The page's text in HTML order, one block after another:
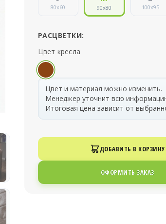
80x60 90x80 100x95
РАСЦВЕТКИ:
Цвет кресла
Цвет и материал можно изменить.
Менеджер уточнит всю
Итоговая цена зависит от
ДОБАВИТЬ В КОРЗИНУ
ОФОРМИТЬ ЗАКАЗ